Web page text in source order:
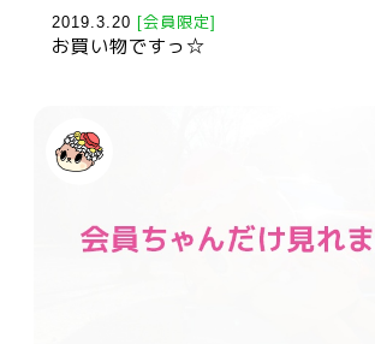
2019.3.20 [会員限定]
お買い物ですっ☆